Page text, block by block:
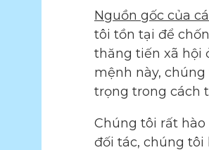
Nguồn gốc của
tôi tồn tại để
thăng tiến xã hội
mệnh này,
trọng trong cách
Chúng tôi rất
đối tác, chúng